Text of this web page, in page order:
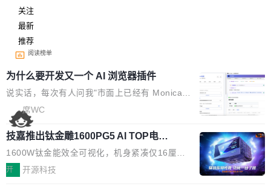
关注
最新
推荐
阅读榜单
为什么要开发又一个 AI 浏览器插件
说实话，每次有人问我"市面上已经有 Monica、
Sider、Copilot for Chrome 这些 AI 浏览器插件
了，你为什么还要再做一个"，我都觉得这个问题
问得好。 因为我自己也是从用户变成开发者的。
现有产品的天花板 我用过不少 AI 浏览器插件。
刚开始觉得都挺好——选中一段文字，弹出解
席WC
技嘉推出钛金雕1600PG5 AI TOP电
源：为发烧级主机与本地AI算力打造旗
舰供电方案
1600W钛金能效全可视化，机身紧凑仅16厘米
继2026台北电脑展首度亮相后，技嘉科技近日正
开 开源科技